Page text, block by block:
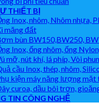
THIẾT BỊ
Inox, nhôm, Nhôm nhựa,
măng đất
bùn BW150,BW250,
Inox, ống nhôm, ống
mỡ, nút khí, lá phíp, Vòi
cầu Inox, thép, nhôm,
kiện máy năng lượng
curoa, dầu bôi trơn,
TIN CÔNG NGHỆ